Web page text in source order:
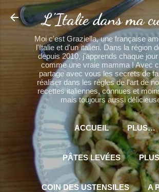
Accéder au contenu principal
L'Italie dans ma
Moi c'est Graziella, une française
l'Italie et d'un italien. Dans la région
depuis 2010, j'apprends chaque
comme une vraie mamma ! Avec
partage avec vous les secrets de
réaliser dans les règles de l'art de
recettes italiennes, connues et
mais toujours aussi
ACCUEIL PLUS…
PÂTES LEVÉES
COIN DES USTENSILES A